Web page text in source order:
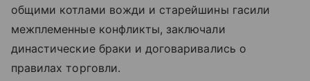
общими котлами вожди и старейшины гасили
межплеменные конфликты, заключали
династические браки и договаривались о
правилах торговли.